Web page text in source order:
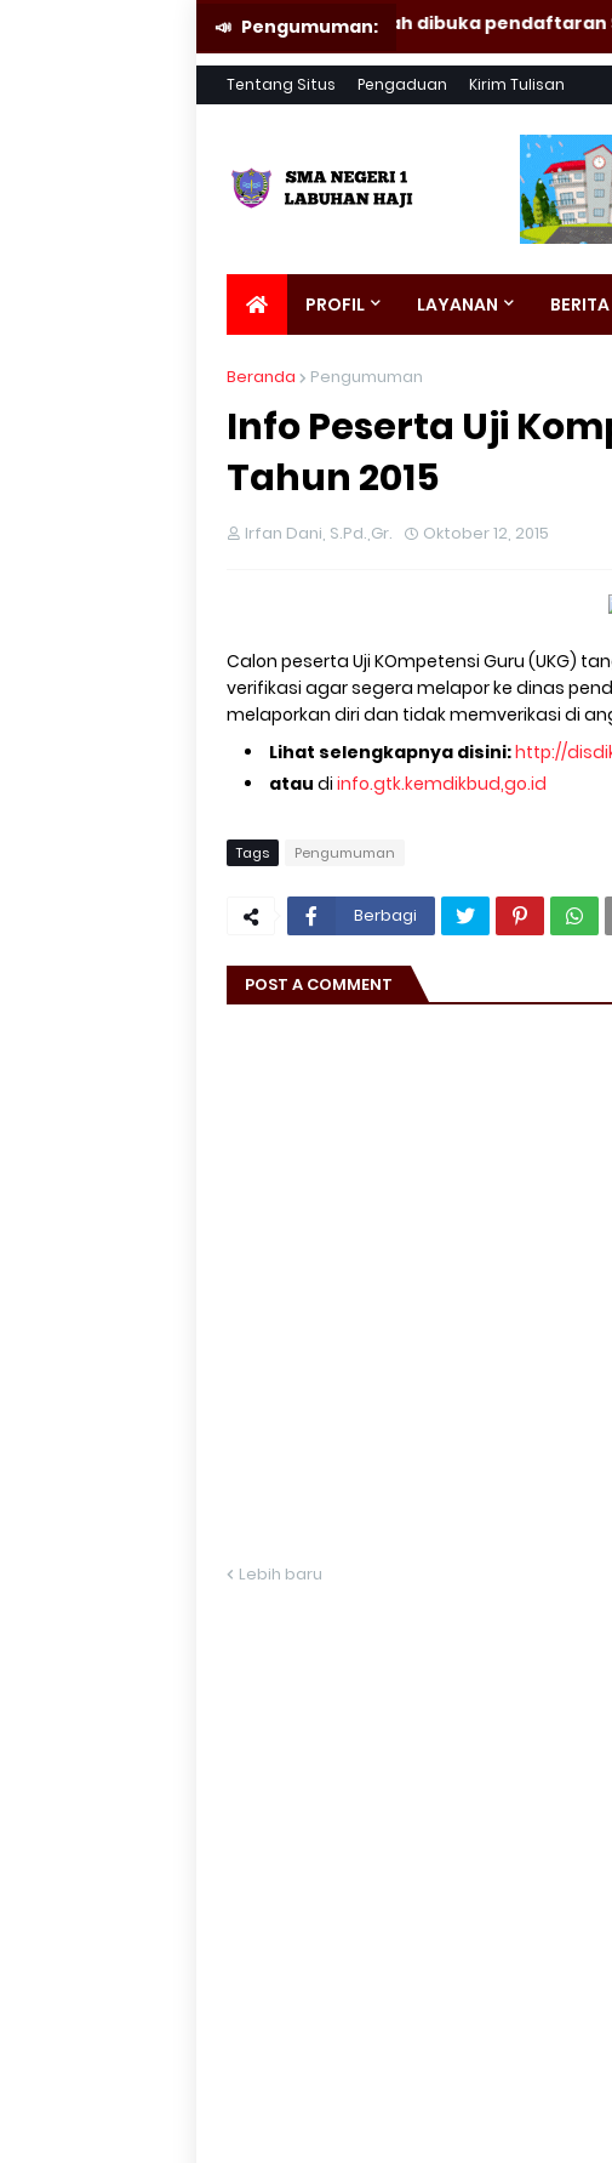
Pengumuman:
Telah dibuka pendaftaran SPMB
Tentang Situs Pengaduan Kirim Tulisan
PROFIL LAYANAN BERITA
Beranda Pengumuman
Info Peserta Uji
Tahun 2015
Irfan Dani, S.Pd.,Gr. Oktober 12, 2015
Calon peserta Uji KOmpetensi Guru (UKG)
verifikasi agar segera melapor ke dinas
melaporkan diri dan tidak memverikasi di
Lihat selengkapnya disini:http://
atau di info.gtk.kemdikbud,go.id
Tags Pengumuman
Berbagi
POST A COMMENT
Lebih baru